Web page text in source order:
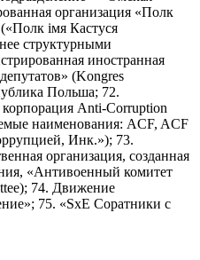
организация «Полк
iмя Кастуся
структурными
иностранная
(Kongres
Польша; 72.
Anti-Corruption
наименования: ACF, ACF
Инк.»); 73.
организация, созданная
«Антивоенный комитет
74. Движение
75. «SxE Соратники с